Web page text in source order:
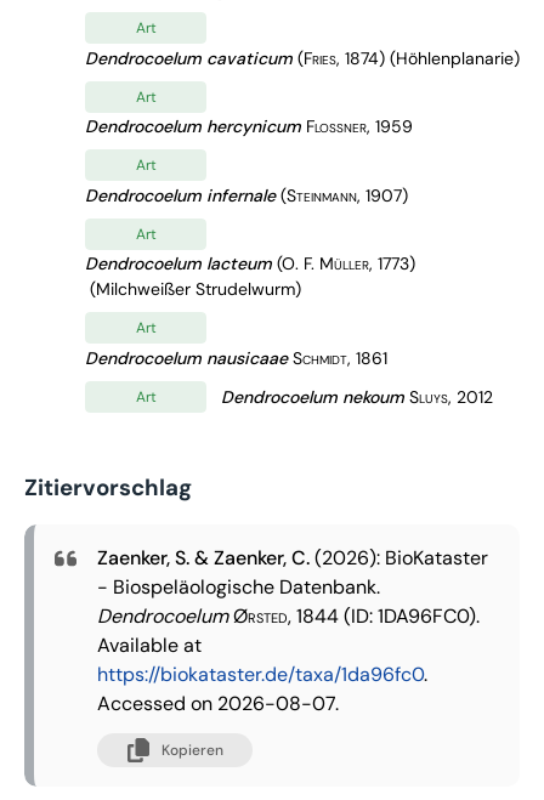
Art
Dendrocoelum cavaticum (Fries, 1874) (Höhlenplanarie)
Art
Dendrocoelum hercynicum Flossner, 1959
Art
Dendrocoelum infernale (Steinmann, 1907)
Art
Dendrocoelum lacteum (O. F. Müller, 1773)
(Milchweißer Strudelwurm)
Art
Dendrocoelum nausicaae Schmidt, 1861
Art Dendrocoelum nekoum Sluys, 2012
Zitiervorschlag
Zaenker, S. & Zaenker, C.(2026): BioKataster
- Biospeläologische Datenbank.
DendrocoelumØrsted, 1844(ID: 1DA96FC0).
Available at
https://biokataster.de/taxa/1da96fc0.
Accessed on 2026-08-07.
Kopieren